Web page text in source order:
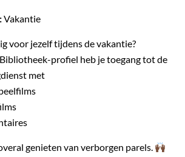
Vakantie
voor jezelf tijdens de vakantie?
profiel heb je toegang tot de
met
genieten van verborgen parels.